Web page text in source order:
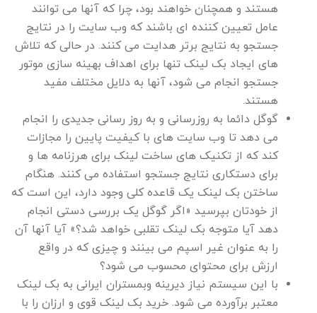
هستند و همچنان خواهند بود، چرا که آنها می توانند
عامل تعیین کننده ای باشند که وب سایت را در نتایج
جستجو به نتایج برتر هدایت می کنند. در حالی که تلاش
های ایجاد بک لینک تنها برای اهداف بهینه سازی موتور
جستجو انجام می شود، آنها به دلایل مختلف مفید
هستند.
گوگل دائما به روزرسانی و به روز رسانی جدیدی را انجام
می دهد تا وب سایت های با کیفیت پایین را مجازات
کند که از تکنیک های ساخت لینک برای هرزنامه ها و
برای دستکاری نتایج جستجو استفاده می کنند. هنگام
ساختن بک لینک یک قاعده کلی وجود دارد، این است که
از خودتان بپرسید «اگر گوگل یک بررسی دستی انجام
دهد آیا متوجه بک لینک تقلبی خواهد شد؟» آیا آنها آن
را به عنوان غیر اسپم می بینند و چیزی که در واقع
ارزش برای محتوای محسوب می شود؟
با این سیستم نیاز دیرینه وبمستران ایرانی به بک لینک
معتبر برآورده می شود. خرید بک لینک قوی و ارزان را با